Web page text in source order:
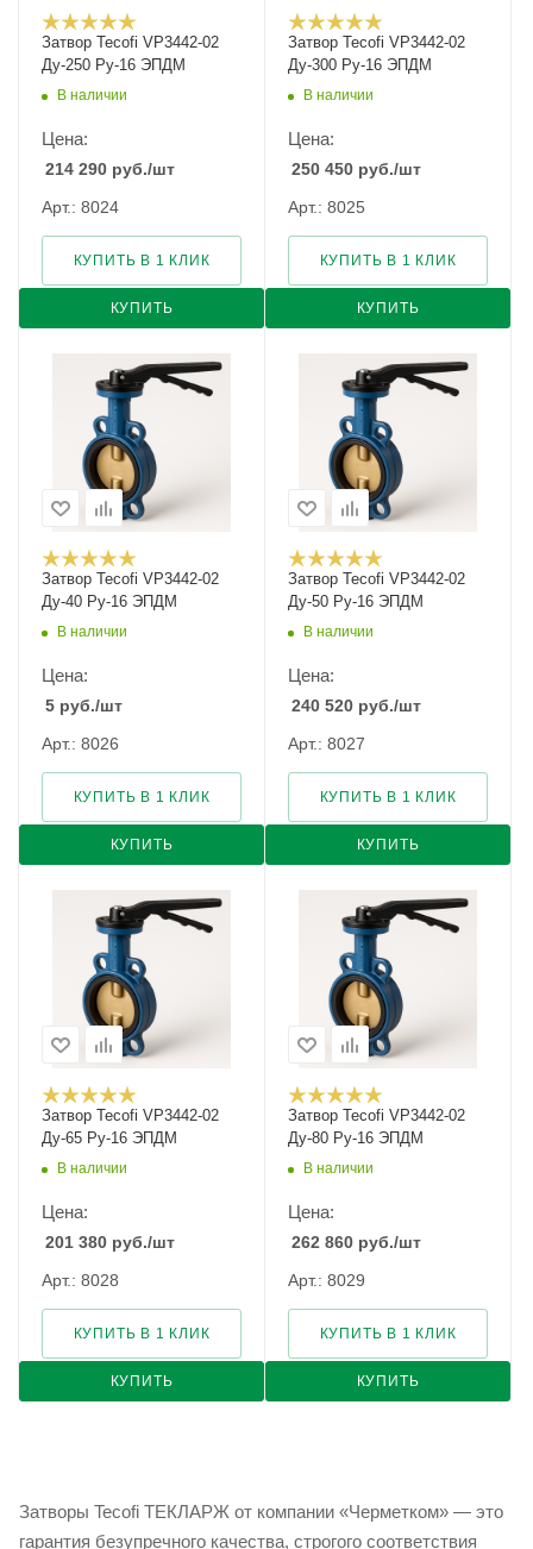
Затвор Tecofi VP3442-02
Ду-250 Ру-16 ЭПДМ
В наличии
Цена:
214 290 руб./шт
Арт.: 8024
КУПИТЬ
КУПИТЬ В 1 КЛИК
Затвор Tecofi VP3442-02
Ду-300 Ру-16 ЭПДМ
В наличии
Цена:
250 450 руб./шт
Арт.: 8025
КУПИТЬ
КУПИТЬ В 1 КЛИК
Затвор Tecofi VP3442-02
Ду-40 Ру-16 ЭПДМ
В наличии
Цена:
5 руб./шт
Арт.: 8026
КУПИТЬ
КУПИТЬ В 1 КЛИК
Затвор Tecofi VP3442-02
Ду-50 Ру-16 ЭПДМ
В наличии
Цена:
240 520 руб./шт
Арт.: 8027
КУПИТЬ
КУПИТЬ В 1 КЛИК
Затвор Tecofi VP3442-02
Ду-65 Ру-16 ЭПДМ
В наличии
Цена:
201 380 руб./шт
Арт.: 8028
КУПИТЬ
КУПИТЬ В 1 КЛИК
Затвор Tecofi VP3442-02
Ду-80 Ру-16 ЭПДМ
В наличии
Цена:
262 860 руб./шт
Арт.: 8029
КУПИТЬ
КУПИТЬ В 1 КЛИК
Затворы Tecofi ТЕКЛАРЖ от компании «Черметком» — это
гарантия безупречного качества, строгого соответствия